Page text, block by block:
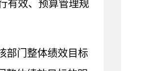
有效、预算管理规
部门整体绩效目标